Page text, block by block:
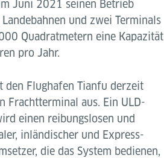
Juni 2021 seinen Betrieb
und zwei Terminals
Quadratmetern eine Kapazität
pro Jahr.
den Flughafen Tianfu derzeit
Frachtterminal aus. Ein ULD-
einen reibungslosen und
inländischer und Express-
die das System bedienen,